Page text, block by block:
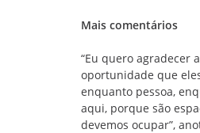
Mais comentários
“Eu quero agradecer
oportunidade que
enquanto pessoa,
aqui, porque são
devemos ocupar”,